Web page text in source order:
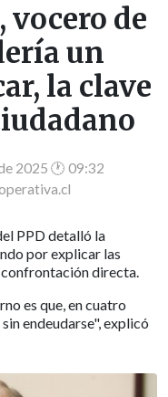
vocero de
un
la clave
2025 🕐 09:32
PPD detalló la
por explicar las
directa.
es que, en cuatro
endeudarse", explicó